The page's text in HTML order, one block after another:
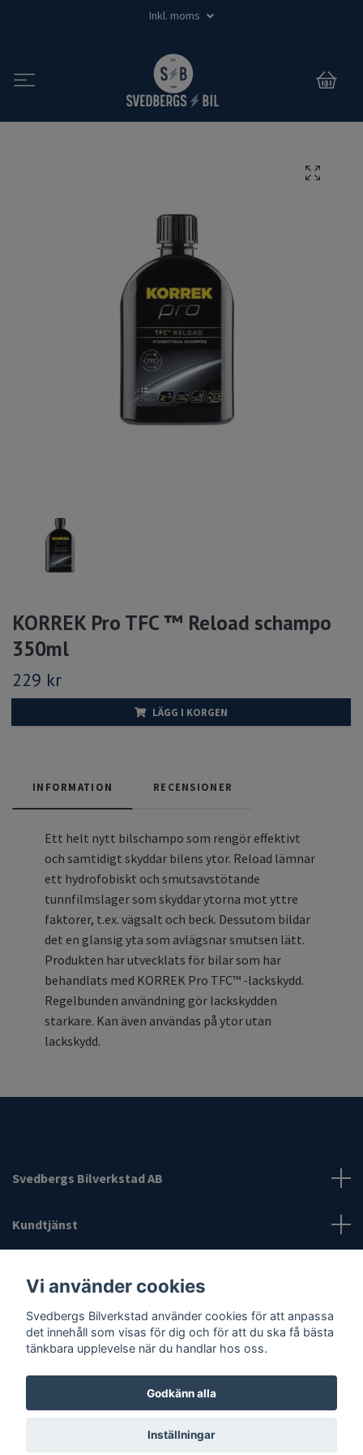
Inkl. moms
0
KORREK Pro TFC ™ Reload schampo
350ml
229 kr
LÄGG I KORGEN
INFORMATION RECENSIONER
Ett helt nytt bilschampo som rengör effektivt
och samtidigt skyddar bilens ytor. Reload lämnar
ett hydrofobiskt och smutsavstötande
tunnfilmslager som skyddar ytorna mot yttre
faktorer, t.ex. vägsalt och beck. Dessutom bildar
det en glansig yta som avlägsnar smutsen lätt.
Produkten har utvecklats för bilar som har
behandlats med KORREK Pro TFC™ -lackskydd.
Regelbunden användning gör lackskydden
starkare. Kan även användas på ytor utan
lackskydd.
Svedbergs Bilverkstad AB
Kundtjänst
Sociala medier
© 2026 Svedbergs Bilverkstad
Vi använder cookies
Svedbergs Bilverkstad använder cookies för att anpassa
det innehåll som visas för dig och för att du ska få bästa
tänkbara upplevelse när du handlar hos oss.
Godkänn alla
Inställningar